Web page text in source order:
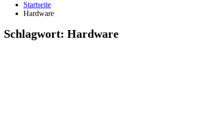
Startseite
Hardware
Schlagwort: Hardware